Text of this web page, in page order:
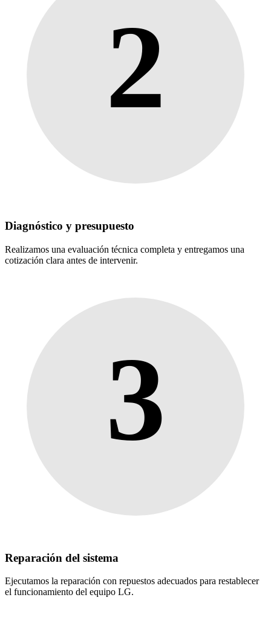
2
Diagnóstico y presupuesto
Realizamos una evaluación técnica completa y entregamos una
cotización clara antes de intervenir.
3
Reparación del sistema
Ejecutamos la reparación con repuestos adecuados para restablecer
el funcionamiento del equipo LG.